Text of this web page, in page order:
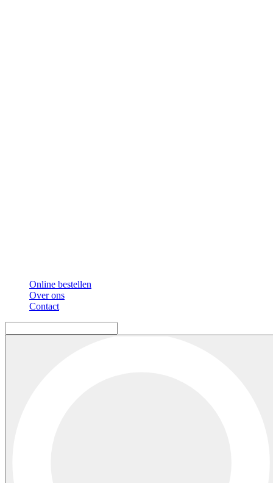
Online bestellen
Over ons
Contact